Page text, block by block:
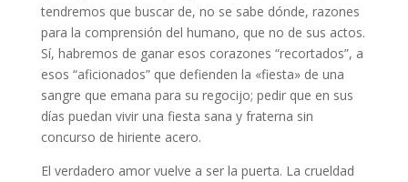
tendremos que buscar de, no se sabe dónde, razones
para la comprensión del humano, que no de sus actos.
Sí, habremos de ganar esos corazones “recortados”, a
esos “aficionados” que defienden la «fiesta» de una
sangre que emana para su regocijo; pedir que en sus
días puedan vivir una fiesta sana y fraterna sin
concurso de hiriente acero.
El verdadero amor vuelve a ser la puerta. La crueldad